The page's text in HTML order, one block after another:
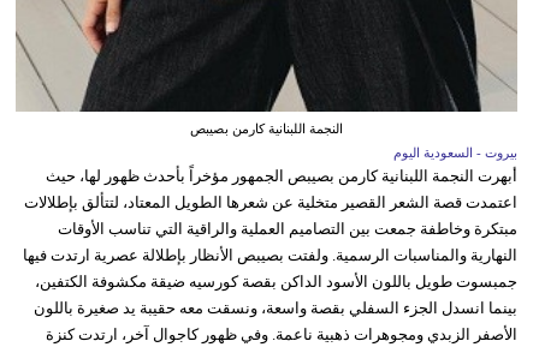
النجمة اللبنانية كارمن بصيبص
بيروت - السعودية اليوم
أبهرت النجمة اللبنانية كارمن بصيبص الجمهور مؤخراً بأحدث ظهور لها، حيث
اعتمدت قصة الشعر القصير متخلية عن شعرها الطويل المعتاد، لتتألق بإطلالات
مبتكرة وخاطفة جمعت بين التصاميم العملية والراقية التي تناسب الأوقات
النهارية والمناسبات الرسمية. ولفتت بصيبص الأنظار بإطلالة عصرية ارتدت فيها
جمبسوت طويل باللون الأسود الداكن بقصة كورسيه ضيقة مكشوفة الكتفين،
بينما انسدل الجزء السفلي بقصة واسعة، ونسقت معه حقيبة يد صغيرة باللون
الأصفر الزبدي ومجوهرات ذهبية ناعمة. وفي ظهور كاجوال آخر، ارتدت كنزة